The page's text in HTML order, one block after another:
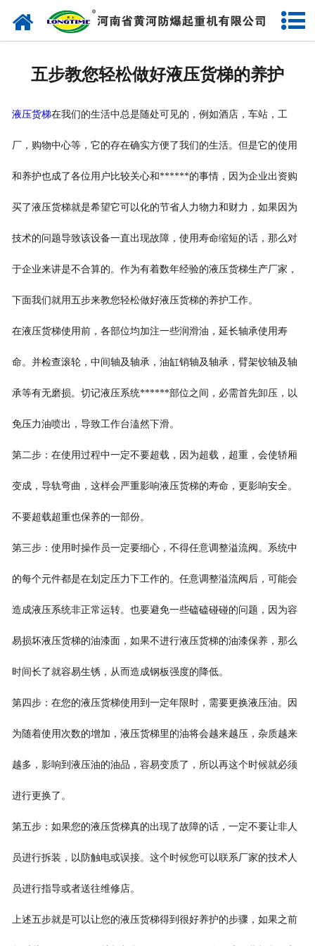
网站首页
联系我们
五步教您轻松做好液压货梯的养护
液压货梯在我们的生活中总是随处可见的，例如酒店，车站，工
厂，购物中心等，它的存在确实方便了我们的生活。但是它的使用
和养护也成了各位用户比较关心和******的事情，因为企业出资购
买了液压货梯就是希望它可以化的节省人力物力和财力，如果因为
技术的问题导致该设备一直出现故障，使用寿命缩短的话，那么对
于企业来讲是不合算的。作为有着数年经验的液压货梯生产厂家，
下面我们就用五步来教您轻松做好液压货梯的养护工作。
在液压货梯使用前，各部位均加注一些润滑油，延长轴承使用寿
命。并检查滚轮，中间轴及轴承，油缸销轴及轴承，臂架铰轴及轴
承等有无磨损。切记液压系统******部位之间，必需首先卸压，以
免压力油喷出，导致工作台溘然下滑。
第二步：在使用过程中一定不要超载，因为超载，超重，会使轿厢
变成，导轨弯曲，这样会严重影响液压货梯的寿命，更影响安全。
不要超载超重也保养的一部份。
第三步：使用时操作员一定要细心，不得任意调整溢流阀。系统中
的每个元件都是在划定压力下工作的。任意调整溢流阀后，可能会
造成液压系统非正常运转。也要避免一些磕磕碰碰的问题，因为容
易损坏液压货梯的油漆面，如果不进行液压货梯的油漆保养，那么
时间长了就容易生锈，从而造成钢板强度的降低。
第四步：在您的液压货梯使用到一定年限时，需要更换液压油。因
为随着使用次数的增加，液压货梯里的油将会越来越压，杂质越来
越多，影响到液压油的油品，容易变质了，所以再这个时候就必须
进行更换了。
第五步：如果您的液压货梯真的出现了故障的话，一定不要让非人
员进行拆装，以防触电或误接。这个时候您可以联系厂家的技术人
员进行指导或者送往维修店。
上述五步就是可以让您的液压货梯得到很好养护的步骤，如果之前